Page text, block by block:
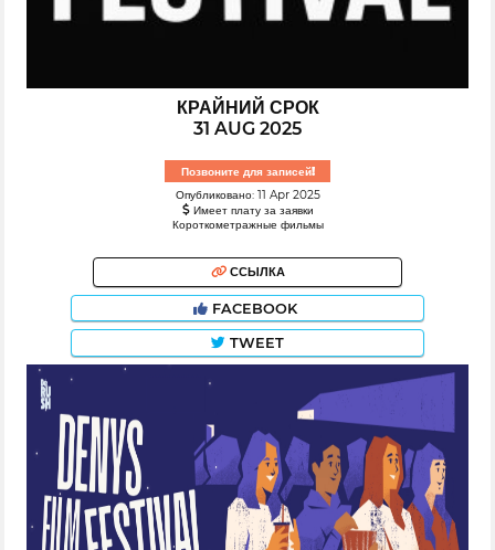
КРАЙНИЙ СРОК
31 AUG 2025
Позвоните для записей!
Опубликовано: 11 Apr 2025
Имеет плату за заявки
Короткометражные фильмы
ССЫЛКА
FACEBOOK
TWEET